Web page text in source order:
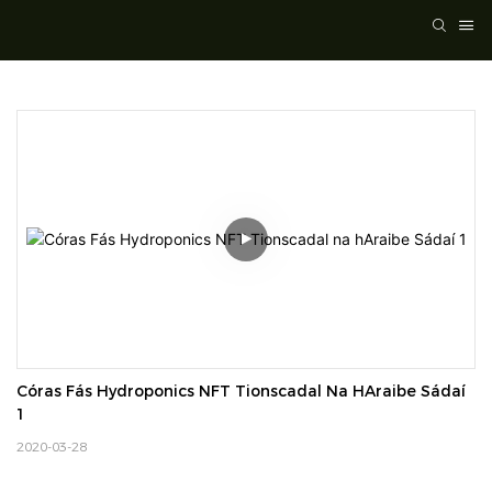
Córas Fás Hydroponics NFT Tionscadal Na HAraibe Sádaí
1
2020-03-28